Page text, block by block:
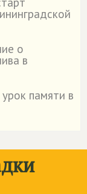
о
в
памяти в